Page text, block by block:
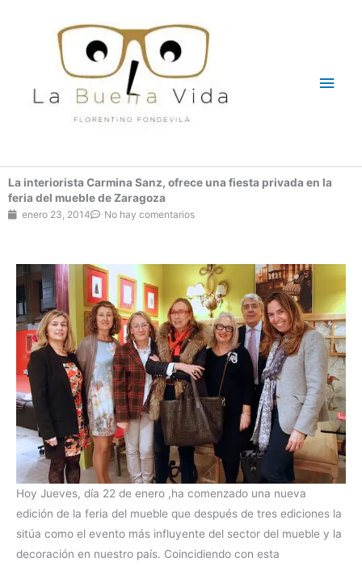
La interiorista Carmina Sanz, ofrece una fiesta privada en la
feria del mueble de Zaragoza
enero 23, 2014 No hay comentarios
Hoy Jueves, día 22 de enero ,ha comenzado una nueva
edición de la feria del mueble que después de tres ediciones la
sitúa como el evento más influyente del sector del mueble y la
decoración en nuestro país. Coincidiendo con esta